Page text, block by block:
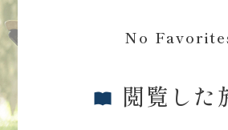
No
閲覧した